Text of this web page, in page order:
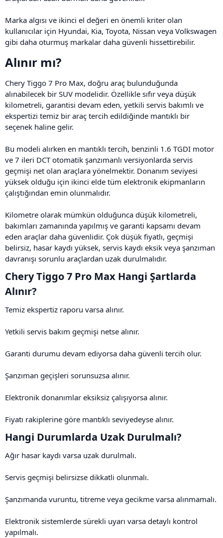
Marka algısı ve ikinci el değeri en önemli kriter olan
kullanıcılar için Hyundai, Kia, Toyota, Nissan veya Volkswagen
gibi daha oturmuş markalar daha güvenli hissettirebilir.
Alınır mı?​
Chery Tiggo 7 Pro Max, doğru araç bulunduğunda
alınabilecek bir SUV modelidir. Özellikle sıfır veya düşük
kilometreli, garantisi devam eden, yetkili servis bakımlı ve
ekspertizi temiz bir araç tercih edildiğinde mantıklı bir
seçenek haline gelir.
Bu modeli alırken en mantıklı tercih, benzinli 1.6 TGDI motor
ve 7 ileri DCT otomatik şanzımanlı versiyonlarda servis
geçmişi net olan araçlara yönelmektir. Donanım seviyesi
yüksek olduğu için ikinci elde tüm elektronik ekipmanların
çalıştığından emin olunmalıdır.
Kilometre olarak mümkün olduğunca düşük kilometreli,
bakımları zamanında yapılmış ve garanti kapsamı devam
eden araçlar daha güvenlidir. Çok düşük fiyatlı, geçmişi
belirsiz, hasar kaydı yüksek, servis kaydı eksik veya şanzıman
davranışı sorunlu araçlardan uzak durulmalıdır.
Chery Tiggo 7 Pro Max Hangi Şartlarda
Alınır?​
Temiz ekspertiz raporu varsa alınır.
Yetkili servis bakım geçmişi netse alınır.
Garanti durumu devam ediyorsa daha güvenli tercih olur.
Şanzıman geçişleri sorunsuzsa alınır.
Elektronik donanımlar eksiksiz çalışıyorsa alınır.
Fiyatı rakiplerine göre mantıklı seviyedeyse alınır.
Hangi Durumlarda Uzak Durulmalı?​
Ağır hasar kaydı varsa uzak durulmalı.
Servis geçmişi belirsizse dikkatli olunmalı.
Şanzımanda vuruntu, titreme veya gecikme varsa alınmamalı.
Elektronik sistemlerde sürekli uyarı varsa detaylı kontrol
yapılmalı.